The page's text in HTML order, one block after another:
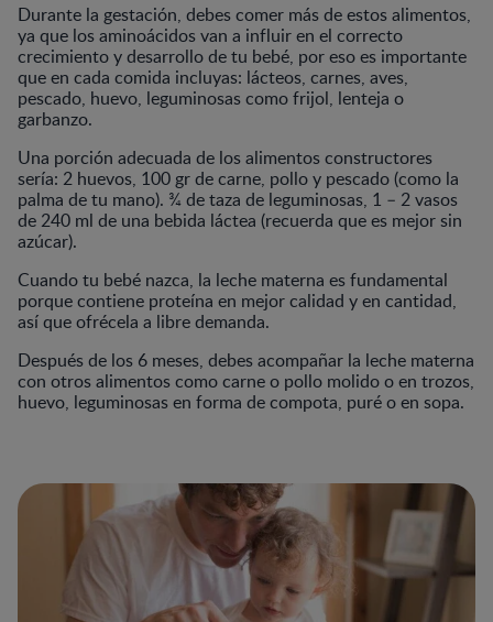
Durante la gestación, debes comer más de estos alimentos,
ya que los aminoácidos van a influir en el correcto
crecimiento y desarrollo de tu bebé, por eso es importante
que en cada comida incluyas: lácteos, carnes, aves,
pescado, huevo, leguminosas como frijol, lenteja o
garbanzo.
Una porción adecuada de los alimentos constructores
sería: 2 huevos, 100 gr de carne, pollo y pescado (como la
palma de tu mano). ¾ de taza de leguminosas, 1 – 2 vasos
de 240 ml de una bebida láctea (recuerda que es mejor sin
azúcar).
Cuando tu bebé nazca, la leche materna es fundamental
porque contiene proteína en mejor calidad y en cantidad,
así que ofrécela a libre demanda.
Después de los 6 meses, debes acompañar la leche materna
con otros alimentos como carne o pollo molido o en trozos,
huevo, leguminosas en forma de compota, puré o en sopa.